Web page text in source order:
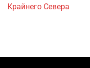
Крайнего Севера